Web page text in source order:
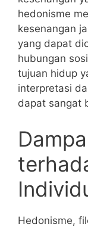
hedonisme
kesenangan
yang dapat
hubungan
tujuan hidup
interpretasi
dapat sangat
Hedonisme,